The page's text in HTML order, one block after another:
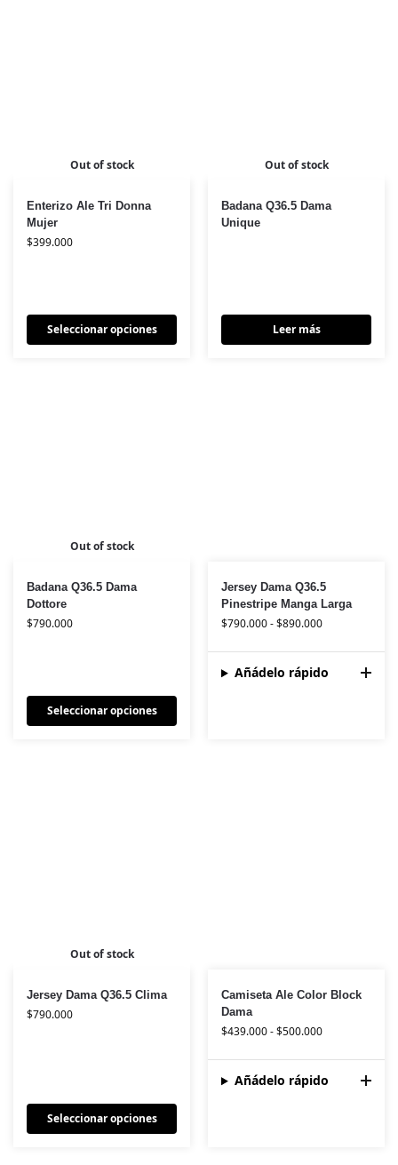
Out of stock
Enterizo Ale Tri Donna
Mujer
$399.000
Seleccionar opciones
Out of stock
Badana Q36.5 Dama
Unique
Leer más
Out of stock
Badana Q36.5 Dama
Dottore
$790.000
Seleccionar opciones
Jersey Dama Q36.5
Pinestripe Manga Larga
$790.000-$890.000
Añádelo rápido
Out of stock
Jersey Dama Q36.5 Clima
$790.000
Seleccionar opciones
Camiseta Ale Color Block
Dama
$439.000-$500.000
Añádelo rápido